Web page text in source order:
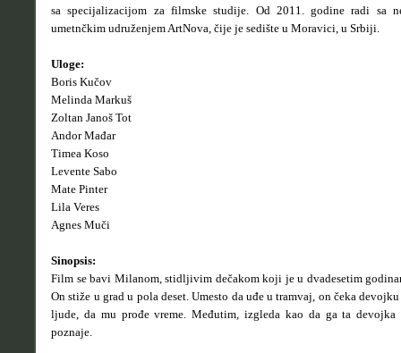
sa specijalizacijom za filmske studije. Od 2011. godine radi sa
umetnčkim udruženjem ArtNova, čije je sedište u Moravici, u Srbiji.
Uloge:
Boris Kučov
Melinda Markuš
Zoltan Janoš Tot
Andor Mađar
Timea Koso
Levente Sabo
Mate Pinter
Lila Veres
Agnes Muči
Sinopsis:
Film se bavi Milanom, stidljivim dečakom koji je u dvadesetim
On stiže u grad u pola deset. Umesto da uđe u tramvaj, on čeka
ljude, da mu prođe vreme. Međutim, izgleda kao da ga ta devojka
poznaje.